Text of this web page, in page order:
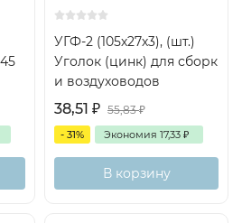
УГФ-2 (105х27х3), (шт.)
Уголок (цинк) для сборк
и воздуховодов
38,51 ₽ 55,83₽
- 31% Экономия 17,33 ₽
В корзину